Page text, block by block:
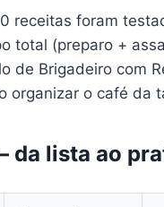
receitas foram
total (preparo +
de Brigadeiro com
organizar o café da
da lista ao